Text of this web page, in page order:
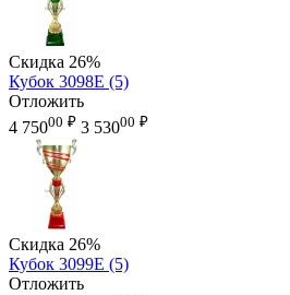
Скидка 26%
Кубок 3098E (5)
Отложить
4 75000 ₽ 3 53000 ₽
Скидка 26%
Кубок 3099E (5)
Отложить